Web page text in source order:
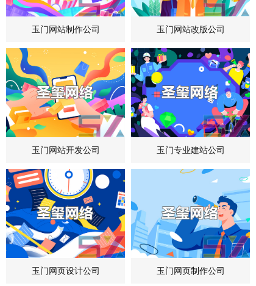
玉门网站制作公司 玉门网站改版公司
玉门网站开发公司 玉门专业建站公司
玉门网页设计公司 玉门网页制作公司